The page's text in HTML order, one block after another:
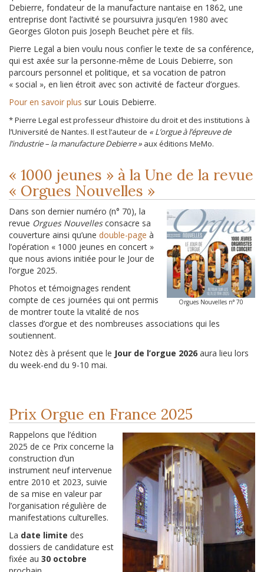
Debierre, fondateur de la manufacture nantaise en 1862, une
entreprise dont l’activité se poursuivra jusqu’en 1980 avec
Georges Gloton puis Joseph Beuchet père et fils.
Pierre Legal a bien voulu nous confier le texte de sa conférence,
qui est axée sur la personne-même de Louis Debierre, son
parcours personnel et politique, et sa vocation de patron
« social », en lien étroit avec son activité de facteur d’orgues.
Pour en savoir plus sur Louis Debierre.
* Pierre Legal est professeur d’histoire du droit et des institutions à
l’Université de Nantes. Il est l’auteur de « L’orgue à l’épreuve de
l’industrie – la manufacture Debierre » aux éditions MeMo.
« 1000 jeunes » à la Une de la revue
« Orgues Nouvelles »
Orgues Nouvelles n° 70
Dans son dernier numéro (n° 70), la
revue Orgues Nouvellesconsacre sa
couverture ainsi qu’une double-page à
l’opération « 1000 jeunes en concert »
que nous avions initiée pour le Jour de
l’orgue 2025.
Photos et témoignages rendent
compte de ces journées qui ont permis
de montrer toute la vitalité de nos
classes d’orgue et des nombreuses associations qui les
soutiennent.
Notez dès à présent que le Jour de l’orgue 2026 aura lieu lors
du week-end du 9-10 mai.
Prix Orgue en France 2025
Rappelons que l’édition
2025 de ce Prix concerne la
construction d’un
instrument neuf intervenue
entre 2010 et 2023, suivie
de sa mise en valeur par
l’organisation régulière de
manifestations culturelles.
La date limite des
dossiers de candidature est
fixée au 30 octobre